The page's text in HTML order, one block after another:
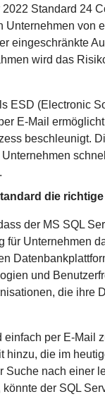
Standard 24
Unternehmen von
eingeschränkte
wird das
ESD (Electronic
E-Mail
beschleunigt.
die
der MS SQL
für Unternehmen
und
die ihre
per E-Mail
die im
nach einer
der SQL